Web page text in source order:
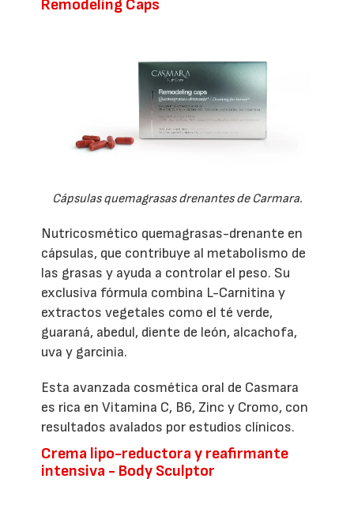
Remodeling Caps
Cápsulas quemagrasas drenantes de Carmara.
Nutricosmético quemagrasas-drenante en
cápsulas, que contribuye al metabolismo de
las grasas y ayuda a controlar el peso. Su
exclusiva fórmula combina L-Carnitina y
extractos vegetales como el té verde,
guaraná, abedul, diente de león, alcachofa,
uva y garcinia.
Esta avanzada cosmética oral de Casmara
es rica en Vitamina C, B6, Zinc y Cromo, con
resultados avalados por estudios clínicos.
Crema lipo-reductora y reafirmante
intensiva - Body Sculptor